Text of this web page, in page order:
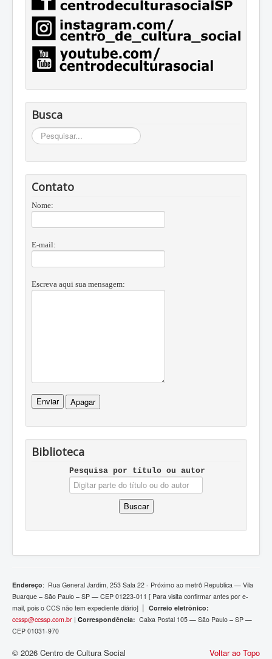
Busca
Busca
Contato
Nome:
E-mail:
Escreva aqui sua mensagem:
Biblioteca
Pesquisa por tí­tulo ou autor
Endereço: Rua General Jardim, 253 Sala 22 - Próximo ao metrô Republica — Vila
Buarque – São Paulo – SP — CEP 01223-011 [ Para visita confirmar antes por e-
mail, pois o CCS não tem expediente diário] | Correio eletrônico:
ccssp@ccssp.com.br | Correspondência: Caixa Postal 105 — São Paulo – SP —
CEP 01031-970
Voltar ao Topo
© 2026 Centro de Cultura Social